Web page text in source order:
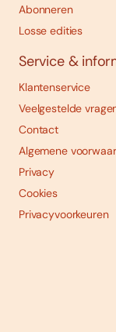
Abonneren
Losse edities
Service &
Klantenservice
Veelgestelde
Contact
Algemene
Privacy
Cookies
Privacyvoorkeuren